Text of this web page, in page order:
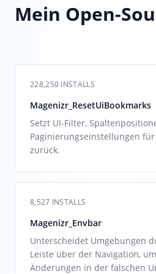
Mein Open-
228,250 INSTALLS
Magenizr_ResetUiBookmarks
Setzt UI-Filter,
Paginierungseinstellungen
zurück.
8,527 INSTALLS
Magenizr_Envbar
Unterscheidet Umgebungen
Leiste über der Navigation,
Änderungen in der falschen